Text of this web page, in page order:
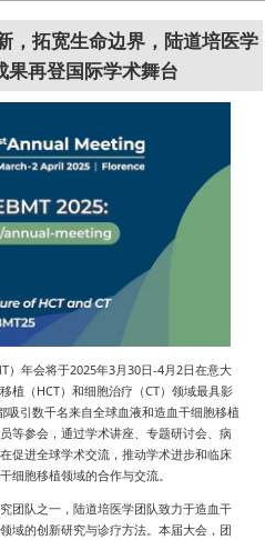
，拓宽生命边界，陆道培医学
果再登国际学术舞台
）年会将于2025年3月30日-4月2日在意大
植（HCT）和细胞治疗（CT）领域最具影
吸引数千名来自全球血液和造血干细胞移植
等参会，通过学术讲座、专题研讨会、病
促进全球学术交流，推动学术进步和临床
细胞移植领域的合作与交流。
团队之一，陆道培医学团队致力于造血干
域的创新研究与诊疗方法。本届大会，团